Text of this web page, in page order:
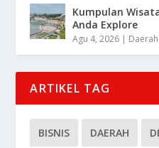
Kumpulan
Anda Explore
Agu 4, 2026 | Daerah
ARTIKEL TAG
BISNIS DAERAH